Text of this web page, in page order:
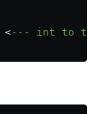
<--- int to time